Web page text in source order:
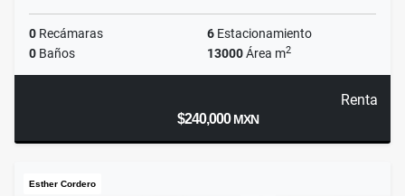
0 Recámaras 6 Estacionamiento
0 Baños 13000Área m2
Renta
$240,000MXN
Esther Cordero